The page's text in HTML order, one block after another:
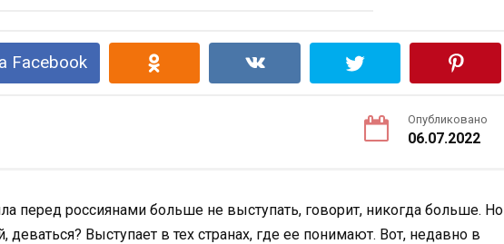
Facebook
Опубликовано
06.07.2022
перед россиянами больше не выступать, говорит, никогда больше. Но
деваться? Выступает в тех странах, где ее понимают. Вот, недавно в